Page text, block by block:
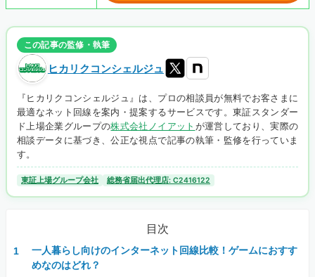
この記事の監修・執筆
ヒカリクコンシェルジュ
『ヒカリクコンシェルジュ』は、プロの相談員が無料でお客さまに
最適なネット回線を案内・提案するサービスです。東証スタンダー
ド上場企業グループの株式会社ノイアット が運営しており、実際の
相談データに基づき、公正な視点で記事の執筆・監修を行っていま
す。
東証上場グループ会社 総務省届出代理店: C2416122
目次
一人暮らし向けのインターネット回線比較！ゲームにおすす
めなのはどれ？